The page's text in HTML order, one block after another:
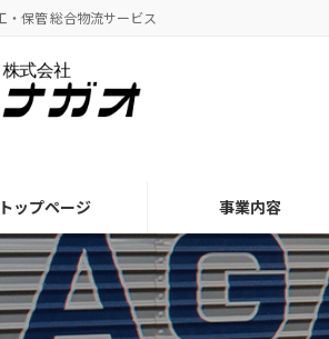
・保管 総合物流サービス
トップページ 事業内容